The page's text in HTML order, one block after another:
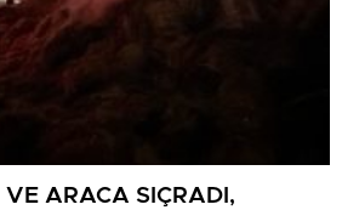
ARACA SIÇRADI,